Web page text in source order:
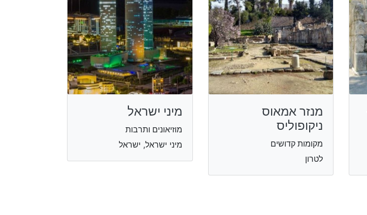
מנזר אמאוס
ניקופוליס
מקומות קדושים
לטרון
מיני ישראל
מוזיאונים ותרבות
מיני ישראל, ישראל